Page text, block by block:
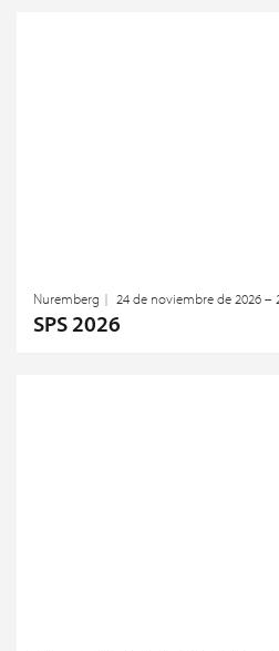
Nuremberg 24 de noviembre de 2026 –
SPS 2026